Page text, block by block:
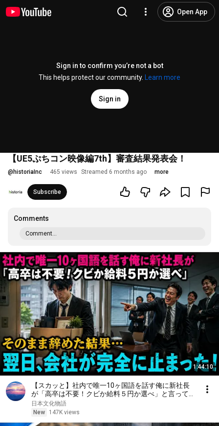
Open App
Sign in to confirm you’re not a bot
This helps protect our community.
Learn more
Sign in
【UE5ぷちコン映像編7th】審査結果発表会！
@ historiaInc 465 views Streamed 6 months ago more
Subscribe
Comments
Comment...
1:44:10
【スカッと】社内で唯一10ヶ国語を話す俺に新社長
が「高卒は不要！クビか給料５円か選べ」と言ってき
た。そのまま辞めた結果
日本文化物語
New
147K views